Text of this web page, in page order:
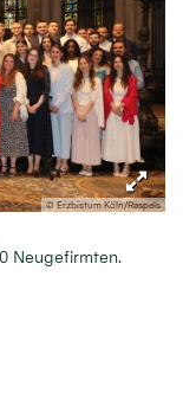
© Erzbistum Köln/Raspels
Neugefirmten.